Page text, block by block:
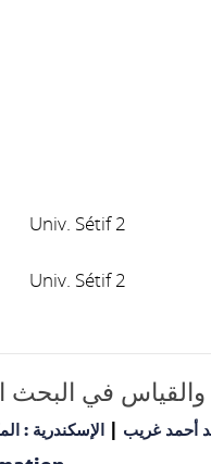
Univ. Sétif 2
Univ. Sétif 2
والقياس في البحث
أحمد غريب |الإسكندرية :